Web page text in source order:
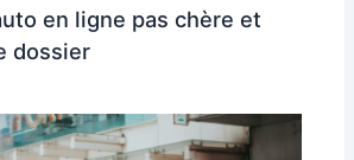
en ligne pas chère et
dossier